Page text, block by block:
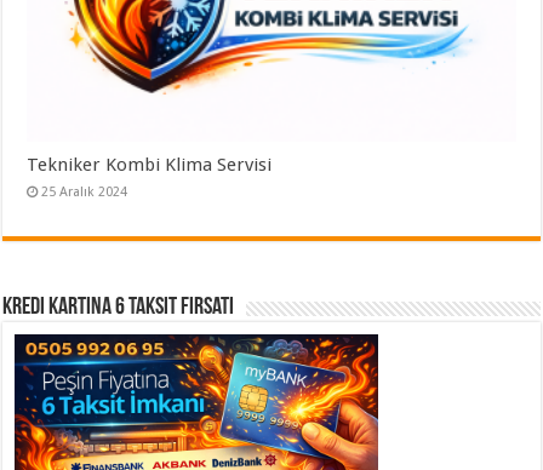
Tekniker Kombi Klima Servisi
25 Aralık 2024
Kredi Kartına 6 Taksit Fırsatı